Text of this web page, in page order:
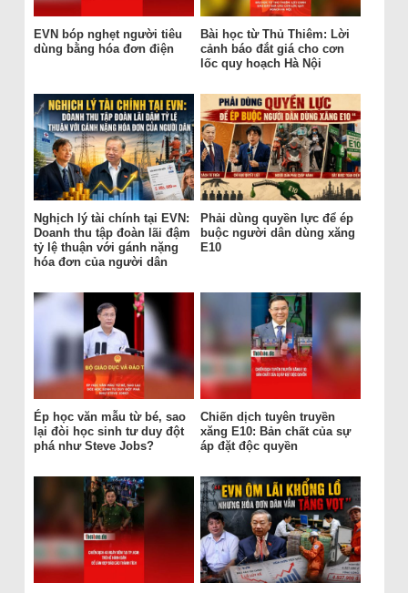
EVN bóp nghẹt người tiêu
dùng bằng hóa đơn điện
Bài học từ Thủ Thiêm: Lời
cảnh báo đắt giá cho cơn
lốc quy hoạch Hà Nội
Nghịch lý tài chính tại EVN:
Doanh thu tập đoàn lãi đậm
tỷ lệ thuận với gánh nặng
hóa đơn của người dân
Phải dùng quyền lực để ép
buộc người dân dùng xăng
E10
Ép học văn mẫu từ bé, sao
lại đòi học sinh tư duy đột
phá như Steve Jobs?
Chiến dịch tuyên truyền
xăng E10: Bản chất của sự
áp đặt độc quyền